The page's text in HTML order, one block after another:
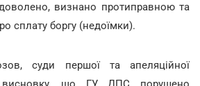
визнано протиправною та
сплату боргу (недоїмки).
суди першої та апеляційної